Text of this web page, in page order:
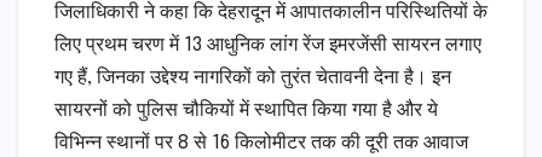
जिलाधिकारी ने कहा कि देहरादून में आपातकालीन परिस्थितियों के
लिए प्रथम चरण में 13 आधुनिक लांग रेंज इमरजेंसी सायरन लगाए
गए हैं, जिनका उद्देश्य नागरिकों को तुरंत चेतावनी देना है। इन
सायरनों को पुलिस चौकियों में स्थापित किया गया है और ये
विभिन्न स्थानों पर 8 से 16 किलोमीटर तक की दूरी तक आवाज